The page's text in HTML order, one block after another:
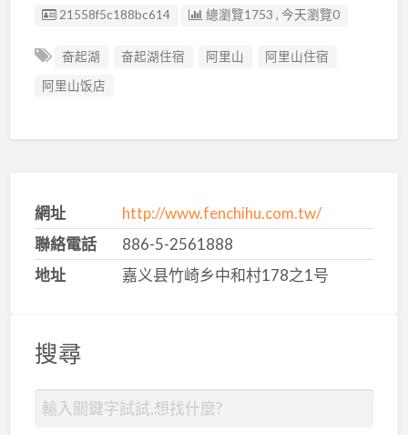
廣告编號
21558f5c188bc614 總瀏覽1753 , 今天瀏覽0
奋起湖 奋起湖住宿 阿里山
阿里山住宿
阿里山饭店
網址
http://www.fenchihu.com.tw/
聯絡電話
886-5-2561888
地址
嘉义县竹崎乡中和村178之1号
搜尋